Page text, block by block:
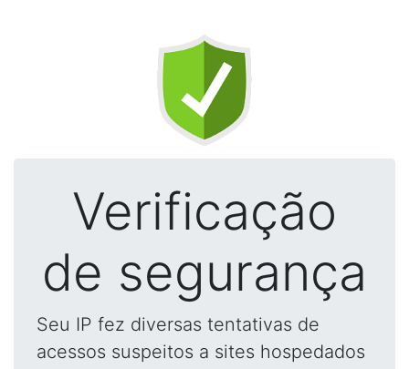
Verificação
de segurança
Seu IP fez diversas tentativas de
acessos suspeitos a sites hospedados